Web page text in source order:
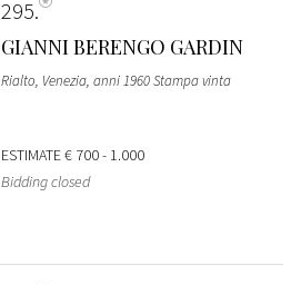
295
GIANNI BERENGO GARDIN
Rialto, Venezia, anni 1960 Stampa vinta
ESTIMATE€ 700 - 1.000
Bidding closed